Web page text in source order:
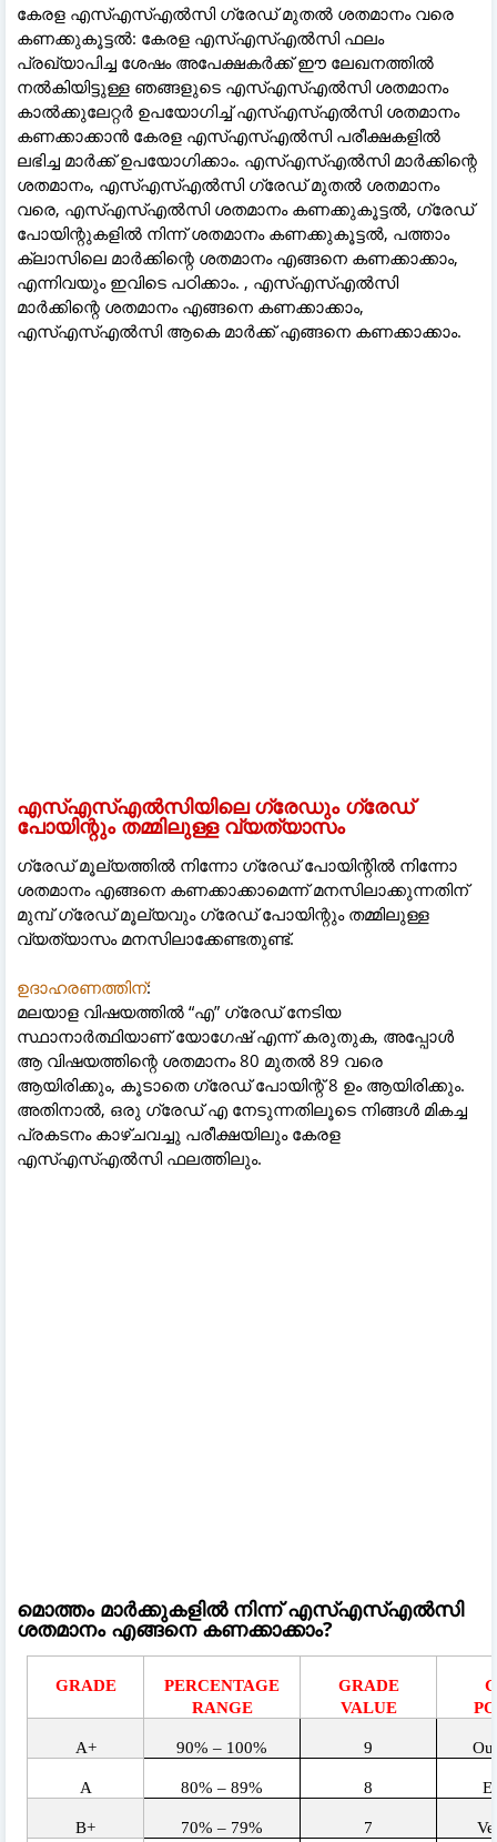
കേരള എസ്എസ്എൽസി ഗ്രേഡ് മുതൽ ശതമാനം വരെ
കണക്കുകൂട്ടൽ: കേരള എസ്എസ്എൽസി ഫലം
പ്രഖ്യാപിച്ച ശേഷം അപേക്ഷകർക്ക് ഈ ലേഖനത്തിൽ
നൽകിയിട്ടുള്ള ഞങ്ങളുടെ എസ്എസ്എൽസി ശതമാനം
കാൽക്കുലേറ്റർ ഉപയോഗിച്ച് എസ്എസ്എൽസി ശതമാനം
കണക്കാക്കാൻ കേരള എസ്എസ്എൽസി പരീക്ഷകളിൽ
ലഭിച്ച മാർക്ക് ഉപയോഗിക്കാം. എസ്എസ്എൽസി മാർക്കിന്റെ
ശതമാനം, എസ്എസ്എൽസി ഗ്രേഡ് മുതൽ ശതമാനം
വരെ, എസ്എസ്എൽസി ശതമാനം കണക്കുകൂട്ടൽ, ഗ്രേഡ്
പോയിന്റുകളിൽ നിന്ന് ശതമാനം കണക്കുകൂട്ടൽ, പത്താം
ക്ലാസിലെ മാർക്കിന്റെ ശതമാനം എങ്ങനെ കണക്കാക്കാം,
എന്നിവയും ഇവിടെ പഠിക്കാം. , എസ്എസ്എൽസി
മാർക്കിന്റെ ശതമാനം എങ്ങനെ കണക്കാക്കാം,
എസ്എസ്എൽസി ആകെ മാർക്ക് എങ്ങനെ കണക്കാക്കാം.
എസ്എസ്എൽസിയിലെ ഗ്രേഡും ഗ്രേഡ്
പോയിന്റും തമ്മിലുള്ള വ്യത്യാസം
ഗ്രേഡ് മൂല്യത്തിൽ നിന്നോ ഗ്രേഡ് പോയിന്റിൽ നിന്നോ
ശതമാനം എങ്ങനെ കണക്കാക്കാമെന്ന് മനസിലാക്കുന്നതിന്
മുമ്പ് ഗ്രേഡ് മൂല്യവും ഗ്രേഡ് പോയിന്റും തമ്മിലുള്ള
വ്യത്യാസം മനസിലാക്കേണ്ടതുണ്ട്.
ഉദാഹരണത്തിന്:
മലയാള വിഷയത്തിൽ “എ” ഗ്രേഡ് നേടിയ
സ്ഥാനാർത്ഥിയാണ് യോഗേഷ് എന്ന് കരുതുക, അപ്പോൾ
ആ വിഷയത്തിന്റെ ശതമാനം 80 മുതൽ 89 വരെ
ആയിരിക്കും, കൂടാതെ ഗ്രേഡ് പോയിന്റ് 8 ഉം ആയിരിക്കും.
അതിനാൽ, ഒരു ഗ്രേഡ് എ നേടുന്നതിലൂടെ നിങ്ങൾ മികച്ച
പ്രകടനം കാഴ്ചവച്ചു പരീക്ഷയിലും കേരള
എസ്എസ്എൽസി ഫലത്തിലും.
മൊത്തം മാർക്കുകളിൽ നിന്ന് എസ്എസ്എൽസി
ശതമാനം എങ്ങനെ കണക്കാക്കാം?
GRADE
PERCENTAGE
RANGE
GRADE
VALUE
A+ 90% – 100% 9
A 80% – 89% 8
B+ 70% – 79% 7